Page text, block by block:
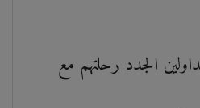
الجدد رحلتهم مع